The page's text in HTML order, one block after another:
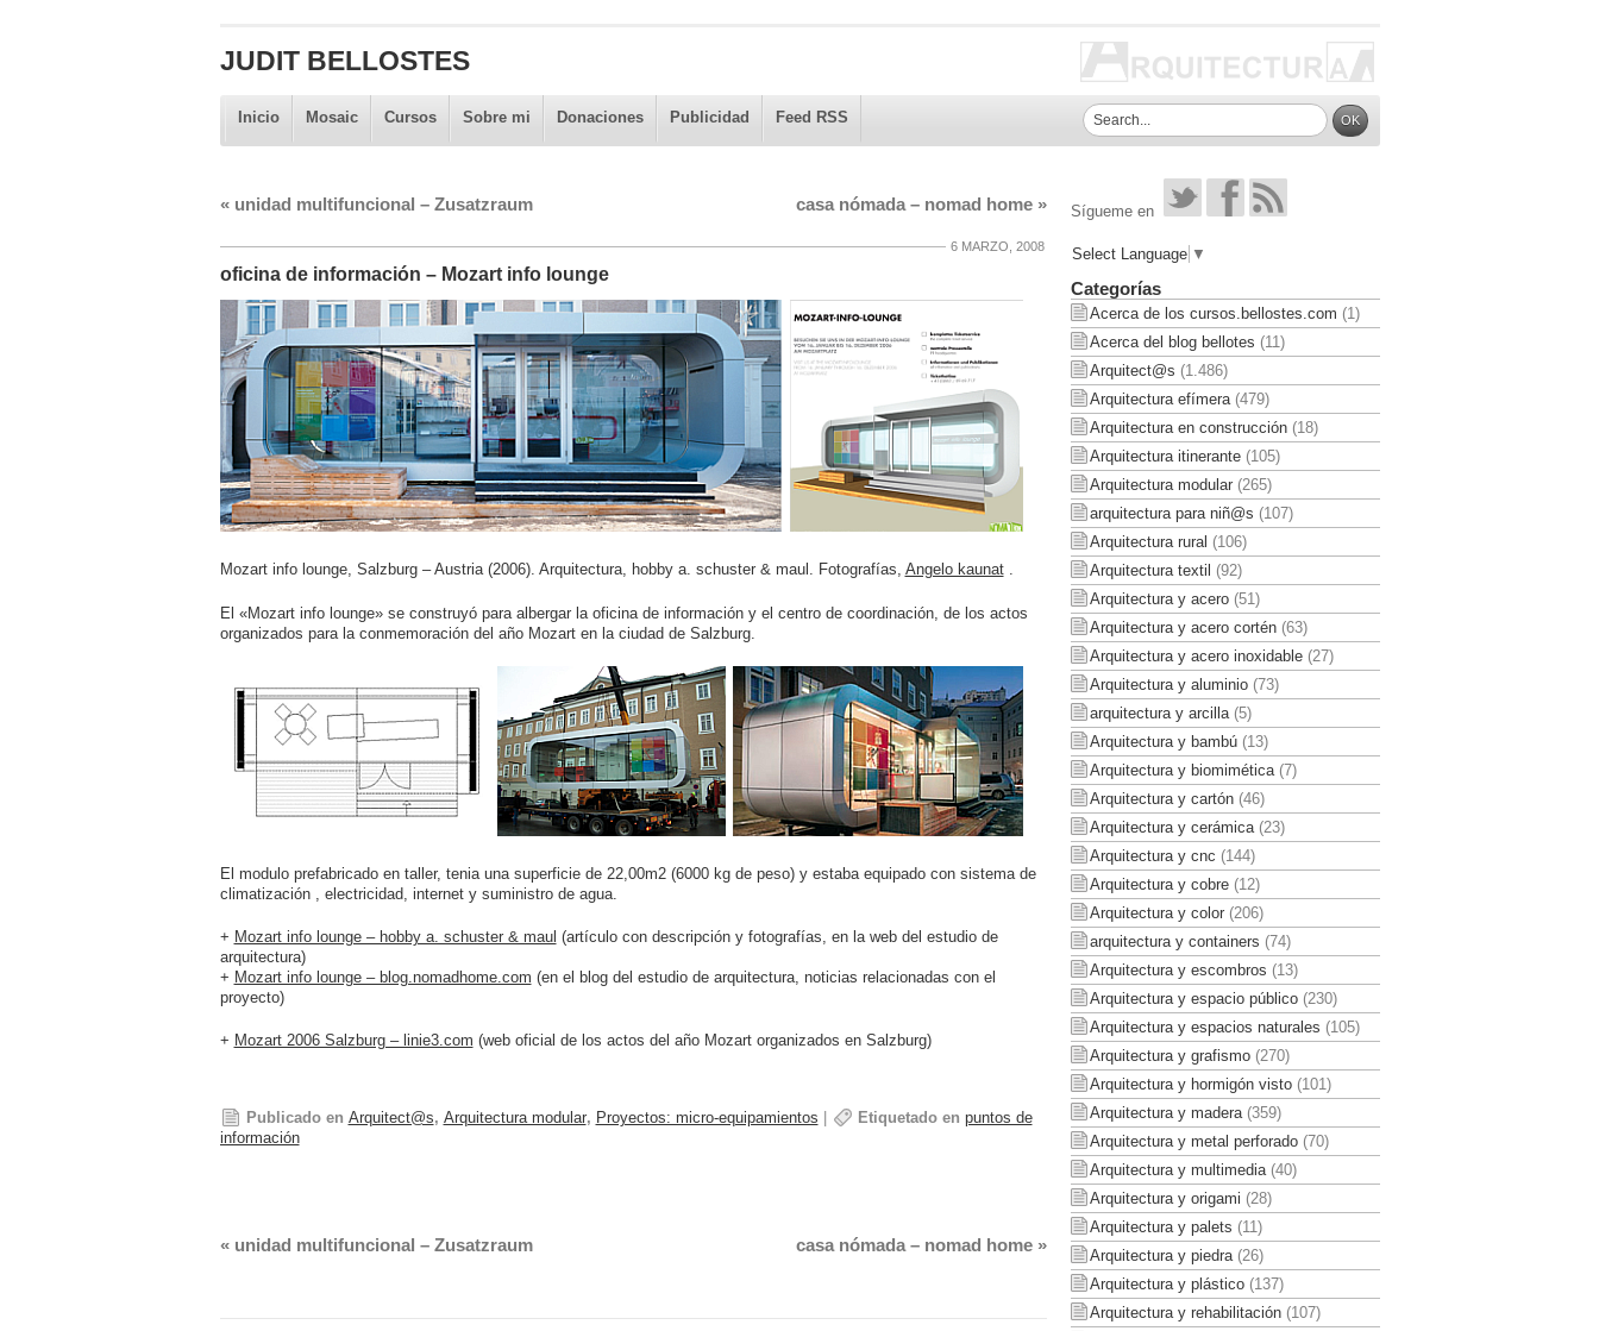
JUDIT BELLOSTES
Inicio Mosaic Cursos Sobre mi Donaciones Publicidad Feed RSS
«unidad multifuncional – Zusatzraum casa nómada – nomad home »
6 MARZO, 2008
oficina de información – Mozart info lounge
Mozart info lounge, Salzburg – Austria (2006). Arquitectura, hobby a. schuster & maul. Fotografías, Angelo kaunat.
El «Mozart info lounge» se construyó para albergar la oficina de información y el centro de coordinación, de los actos
organizados para la conmemoración del año Mozart en la ciudad de Salzburg.
El modulo prefabricado en taller, tenia una superficie de 22,00m2 (6000 kg de peso) y estaba equipado con sistema de
climatización , electricidad, internet y suministro de agua.
+ Mozart info lounge – hobby a. schuster & maul (artículo con descripción y fotografías, en la web del estudio de
arquitectura)
+ Mozart info lounge – blog.nomadhome.com (en el blog del estudio de arquitectura, noticias relacionadas con el
proyecto)
+ Mozart 2006 Salzburg – linie3.com (web oficial de los actos del año Mozart organizados en Salzburg)
Publicado en Arquitect@s, Arquitectura modular, Proyectos: micro-equipamientos Etiquetado en puntos de
información
«unidad multifuncional – Zusatzraum casa nómada – nomad home »
Sígueme en
Select Language ▼
Categorías
Acerca de los cursos.bellostes.com (1)
Acerca del blog bellotes (11)
Arquitect@s (1.486)
Arquitectura efímera(479)
Arquitectura en construcción(18)
Arquitectura itinerante(105)
Arquitectura modular(265)
arquitectura para niñ@s (107)
Arquitectura rural (106)
Arquitectura textil (92)
Arquitectura y acero(51)
Arquitectura y acero cortén(63)
Arquitectura y acero inoxidable(27)
Arquitectura y aluminio(73)
arquitectura y arcilla(5)
Arquitectura y bambú(13)
Arquitectura y biomimética(7)
Arquitectura y cartón(46)
Arquitectura y cerámica(23)
Arquitectura y cnc (144)
Arquitectura y cobre(12)
Arquitectura y color(206)
arquitectura y containers (74)
Arquitectura y escombros (13)
Arquitectura y espacio público(230)
Arquitectura y espacios naturales (105)
Arquitectura y grafismo(270)
Arquitectura y hormigón visto(101)
Arquitectura y madera(359)
Arquitectura y metal perforado(70)
Arquitectura y multimedia(40)
Arquitectura y origami (28)
Arquitectura y palets (11)
Arquitectura y piedra(26)
Arquitectura y plástico(137)
Arquitectura y rehabilitación(107)